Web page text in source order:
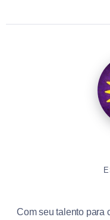
Com seu talento para